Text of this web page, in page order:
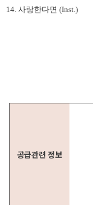
14. 사랑한다면 (Inst.)
공급관련 정보